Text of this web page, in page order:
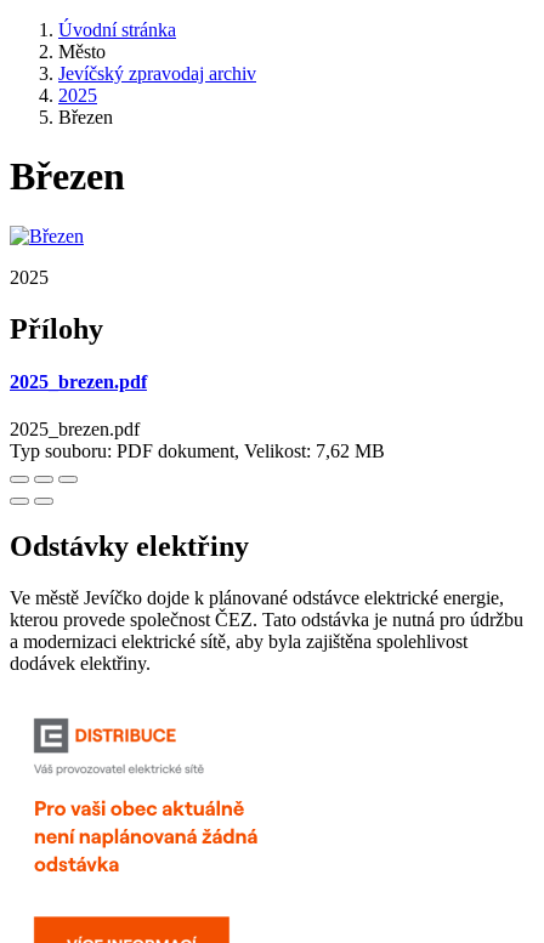
Úvodní stránka
Město
Jevíčský zpravodaj archiv
2025
Březen
Březen
2025
Přílohy
2025_brezen.pdf
2025_brezen.pdf
Typ souboru: PDF dokument, Velikost: 7,62 MB
Odstávky elektřiny
Ve městě Jevíčko dojde k plánované odstávce elektrické energie,
kterou provede společnost ČEZ. Tato odstávka je nutná pro údržbu
a modernizaci elektrické sítě, aby byla zajištěna spolehlivost
dodávek elektřiny.